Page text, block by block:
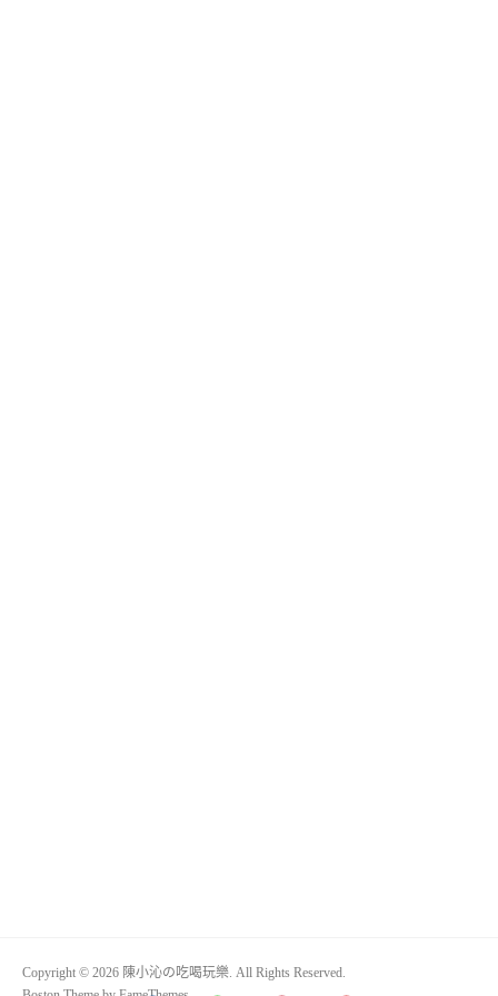
Copyright © 2026 陳小沁の吃喝玩樂. All Rights Reserved.